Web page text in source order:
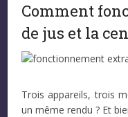
Comment
de jus et la
Trois appareils, trois
un même rendu ? Et